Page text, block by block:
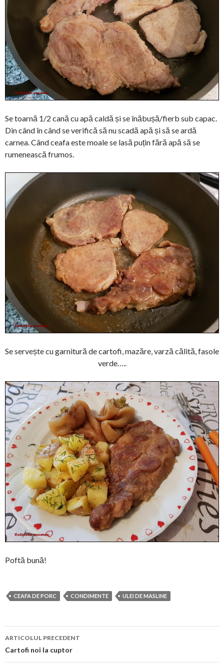
Se toarnă 1/2 cană cu apă caldă și se înăbușă/fierb sub capac.
Din când în când se verifică să nu scadă apă și să se ardă
carnea. Când ceafa este moale se lasă puțin fără apă să se
rumenească frumos.
Se servește cu garnitură de cartofi, mazăre, varză călită, fasole
verde…..
Poftă bună!
CEAFA DE PORC CONDIMENTE ULEI DE MASLINE
Navigare
în
ARTICOLUL PRECEDENT
Cartofi noi la cuptor